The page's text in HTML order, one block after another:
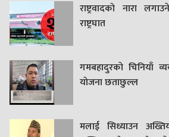
राष्ट्रवादको नारा
राष्ट्रघात
गमबहादुरकाे चिनियाँ
याेजना छताछुल्ल
मलाई सिध्याउन